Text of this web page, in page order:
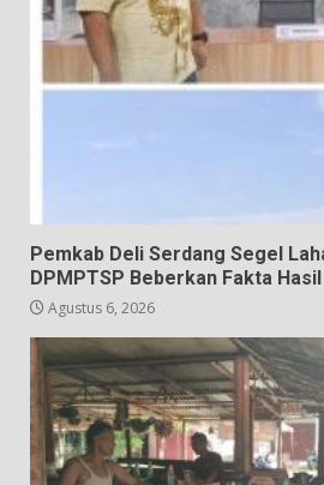
Pemkab Deli Serdang Segel
DPMPTSP Beberkan Fakta
Agustus 6, 2026